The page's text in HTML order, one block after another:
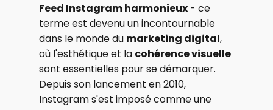
Feed Instagram harmonieux - ce
terme est devenu un incontournable
dans le monde du marketing digital,
où l'esthétique et la cohérence visuelle
sont essentielles pour se démarquer.
Depuis son lancement en 2010,
Instagram s'est imposé comme une